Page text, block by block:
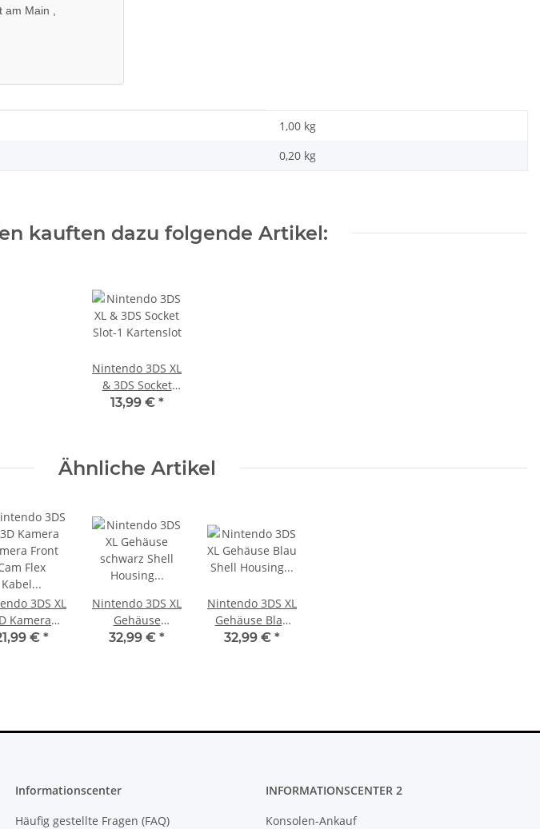
Main ,
1,00 kg
0,20 kg
kauften dazu folgende Artikel:
Nintendo 3DS XL
& 3DS Socket
Slot-1 Kartenslot
13,99 € *
Ähnliche Artikel
3DS XL
Kamera
Front
€ *
Nintendo 3DS XL
Gehäuse
schwarz Shell
32,99 € *
Nintendo 3DS XL
Gehäuse Blau
Shell Housing
32,99 € *
Informationscenter
Häufig gestellte Fragen (FAQ)
INFORMATIONSCENTER 2
Konsolen-Ankauf